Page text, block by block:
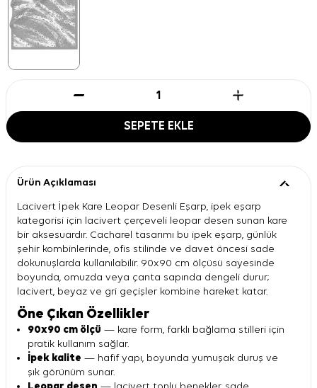
SEPETE EKLE
Ürün Açıklaması
Lacivert İpek Kare Leopar Desenli Eşarp, ipek eşarp
kategorisi için lacivert çerçeveli leopar desen sunan kare
bir aksesuardır. Cacharel tasarımı bu ipek eşarp, günlük
şehir kombinlerinde, ofis stilinde ve davet öncesi sade
dokunuşlarda kullanılabilir. 90x90 cm ölçüsü sayesinde
boyunda, omuzda veya çanta sapında dengeli durur;
lacivert, beyaz ve gri geçişler kombine hareket katar.
Öne Çıkan Özellikler
90x90 cm ölçü — kare form, farklı bağlama stilleri için
pratik kullanım sağlar.
İpek kalite — hafif yapı, boyunda yumuşak duruş ve
şık görünüm sunar.